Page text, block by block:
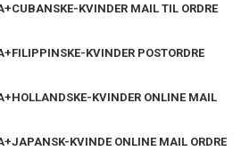
KVINDER MAIL TIL ORDRE
KVINDER POSTORDRE
KVINDER ONLINE MAIL
KVINDE ONLINE MAIL ORDRE